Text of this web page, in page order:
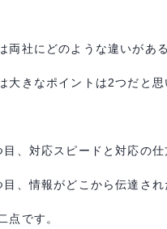
両社にどのような違いがあ
大きなポイントは2つだと思
目、対応スピードと対応の仕
目、情報がどこから伝達され
点です。